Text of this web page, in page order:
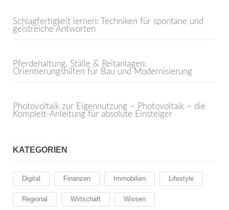
Schlagfertigkeit lernen: Techniken für spontane und
geistreiche Antworten
Pferdehaltung, Ställe & Reitanlagen:
Orientierungshilfen für Bau und Modernisierung
Photovoltaik zur Eigennutzung – Photovoltaik – die
Komplett-Anleitung für absolute Einsteiger
KATEGORIEN
Digital Finanzen Immobilien Lifestyle
Regional Wirtschaft Wissen